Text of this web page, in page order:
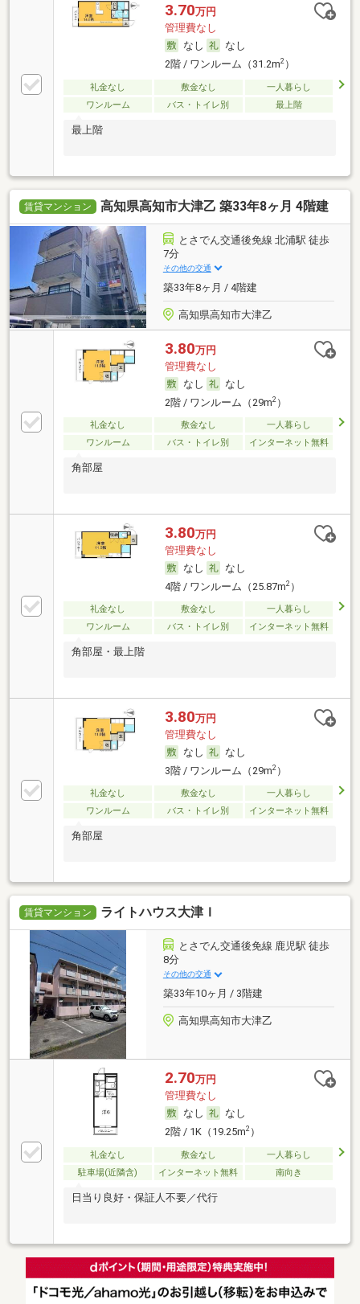
3.70万円
管理費なし
なし
なし
2階 / ワンルーム（31.2m2）
礼金なし 敷金なし
一人暮らし
ワンルーム
バス・トイレ別 最上階
最上階
賃貸マンション 高知県高知市大津乙 築33年8ヶ月 4階建
とさでん交通後免線 北浦駅 徒歩
7分
その他の交通
築33年8ヶ月 / 4階建
高知県高知市大津乙
3.80万円
管理費なし
なし
なし
2階 / ワンルーム（29m2）
礼金なし 敷金なし
一人暮らし
ワンルーム
バス・トイレ別 インターネット無料
角部屋
3.80万円
管理費なし
なし
なし
4階 / ワンルーム（25.87m2）
礼金なし 敷金なし
一人暮らし
ワンルーム
バス・トイレ別 インターネット無料
角部屋・最上階
3.80万円
管理費なし
なし
なし
3階 / ワンルーム（29m2）
礼金なし 敷金なし
一人暮らし
ワンルーム
バス・トイレ別 インターネット無料
角部屋
賃貸マンション ライトハウス大津Ｉ
とさでん交通後免線 鹿児駅 徒歩
8分
その他の交通
築33年10ヶ月 / 3階建
高知県高知市大津乙
2.70万円
管理費なし
なし
なし
2階 / 1K（19.25m2）
礼金なし 敷金なし
一人暮らし
駐車場(近隣含)
インターネット無料 南向き
日当り良好・保証人不要／代行